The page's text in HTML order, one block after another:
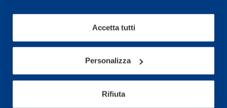
Accetta tutti
Personalizza
Rifiuta
Test di valutazione
Programmazione Allenamento
Calcio